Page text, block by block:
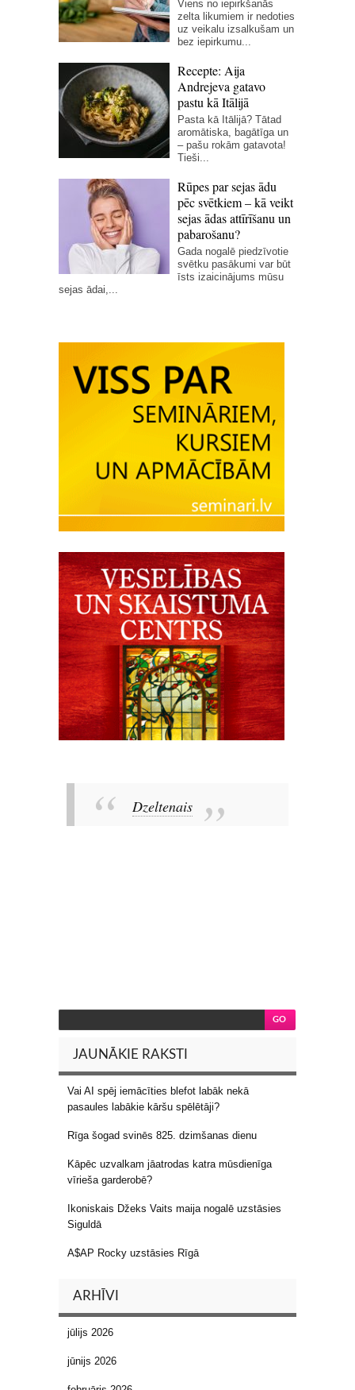
Viens no iepirkšanās
zelta likumiem ir nedoties
uz veikalu izsalkušam un
bez iepirkumu...
Recepte: Aija
Andrejeva gatavo
pastu kā Itālijā
Pasta kā Itālijā? Tātad
aromātiska, bagātīga un
– pašu rokām gatavota!
Tieši...
Rūpes par sejas ādu
pēc svētkiem – kā veikt
sejas ādas attīrīšanu un
pabarošanu?
Gada nogalē piedzīvotie
svētku pasākumi var būt
īsts izaicinājums mūsu
sejas ādai,...
Dzeltenais
JAUNĀKIE RAKSTI
Vai AI spēj iemācīties blefot labāk nekā
pasaules labākie kāršu spēlētāji?
Rīga šogad svinēs 825. dzimšanas dienu
Kāpēc uzvalkam jāatrodas katra mūsdienīga
vīrieša garderobē?
Ikoniskais Džeks Vaits maija nogalē uzstāsies
Siguldā
A$AP Rocky uzstāsies Rīgā
ARHĪVI
jūlijs 2026
jūnijs 2026